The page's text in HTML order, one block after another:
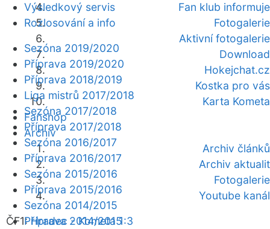
Fan klub informuje
Fotogalerie
Aktivní fotogalerie
Download
Hokejchat.cz
Kostka pro vás
Karta Kometa
Fanshop
Archiv
Archiv článků
Archiv aktualit
Fotogalerie
Youtube kanál
ČF1:Hradec - Kometa 1:3
Výsledkový servis
Rozlosování a info
Sezóna 2019/2020
Příprava 2019/2020
Příprava 2018/2019
Liga mistrů 2017/2018
Sezóna 2017/2018
Příprava 2017/2018
Sezóna 2016/2017
Příprava 2016/2017
Sezóna 2015/2016
Příprava 2015/2016
Sezóna 2014/2015
Příprava 2014/2015